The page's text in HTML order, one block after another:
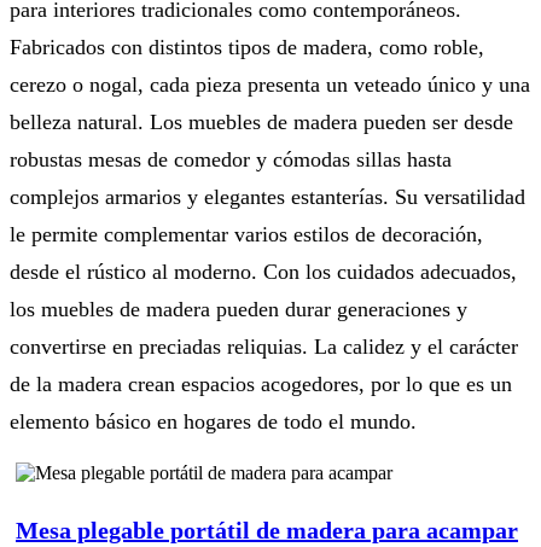
para interiores tradicionales como contemporáneos.
Fabricados con distintos tipos de madera, como roble,
cerezo o nogal, cada pieza presenta un veteado único y una
belleza natural. Los muebles de madera pueden ser desde
robustas mesas de comedor y cómodas sillas hasta
complejos armarios y elegantes estanterías. Su versatilidad
le permite complementar varios estilos de decoración,
desde el rústico al moderno. Con los cuidados adecuados,
los muebles de madera pueden durar generaciones y
convertirse en preciadas reliquias. La calidez y el carácter
de la madera crean espacios acogedores, por lo que es un
elemento básico en hogares de todo el mundo.
Mesa plegable portátil de madera para acampar